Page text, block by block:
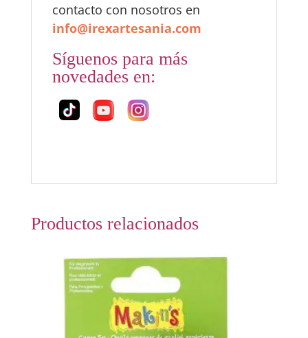
contacto con nosotros en
info@irexartesania.com
Síguenos para más
novedades en:
Productos relacionados